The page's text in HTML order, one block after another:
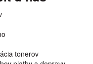
tonerov